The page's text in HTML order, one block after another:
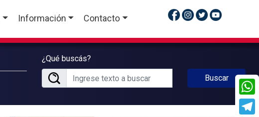
Información Contacto
¿Qué buscás?
Buscar